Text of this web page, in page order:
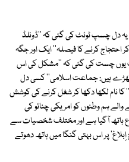
یہ دل چسپ ٹوئٹ کی گئی کہ ''ڈونلڈ
کر احتجاج کرنے کا فیصلہ'' ایک اور جگہ
یوں چست کی گئی کہ ''مشکل کی اس
کھڑے ہیں: جماعت اسلامی'' کسی دل
کا نام لکھا دکھا کر شغل کرنے کی کوشش
ہم وطنوں کو امریکی چنائو کی
ہاتھ آگیا ہے اور مختلف شخصیات سے
پر اس بہتی گنگا میں ہاتھ دھوتے